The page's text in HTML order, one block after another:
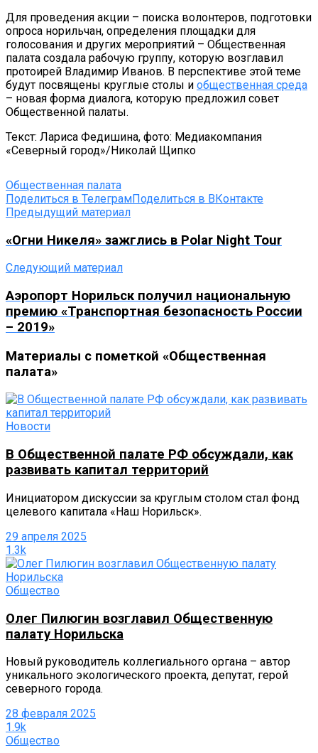
Для проведения акции – поиска волонтеров, подготовки
опроса норильчан, определения площадки для
голосования и других мероприятий – Общественная
палата создала рабочую группу, которую возглавил
протоирей Владимир Иванов. В перспективе этой теме
будут посвящены круглые столы и общественная среда
– новая форма диалога, которую предложил совет
Общественной палаты.
Текст: Лариса Федишина, фото: Медиакомпания
«Северный город»/Николай Щипко
Общественная палата
Поделиться в ТелеграмПоделиться в ВКонтакте
Предыдущий материал
«Огни Никеля» зажглись в Polar Night Tour
Следующий материал
Аэропорт Норильск получил национальную
премию «Транспортная безопасность России
– 2019»
Материалы с пометкой «Общественная
палата»
Новости
В Общественной палате РФ обсуждали, как
развивать капитал территорий
Инициатором дискуссии за круглым столом стал фонд
целевого капитала «Наш Норильск».
29 апреля 2025
1.3k
Общество
Олег Пилюгин возглавил Общественную
палату Норильска
Новый руководитель коллегиального органа – автор
уникального экологического проекта, депутат, герой
северного города.
28 февраля 2025
1.9k
Общество